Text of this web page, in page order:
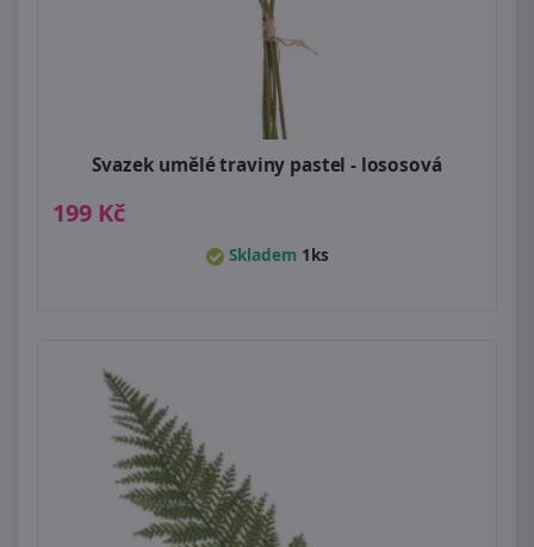
Svazek umělé traviny pastel - lososová
199 Kč
Skladem 1ks